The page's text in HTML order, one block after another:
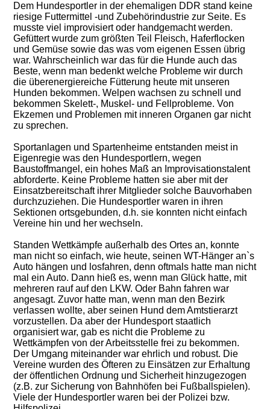
Dem Hundesportler in der ehemaligen DDR stand keine
riesige Futtermittel -und Zubehörindustrie zur Seite. Es
musste viel improvisiert oder handgemacht werden.
Gefüttert wurde zum größten Teil Fleisch, Haferflocken
und Gemüse sowie das was vom eigenen Essen übrig
war. Wahrscheinlich war das für die Hunde auch das
Beste, wenn man bedenkt welche Probleme wir durch
die überenergiereiche Fütterung heute mit unseren
Hunden bekommen. Welpen wachsen zu schnell und
bekommen Skelett-, Muskel- und Fellprobleme. Von
Ekzemen und Problemen mit inneren Organen gar nicht
zu sprechen.
Sportanlagen und Spartenheime entstanden meist in
Eigenregie was den Hundesportlern, wegen
Baustoffmangel, ein hohes Maß an Improvisationstalent
abforderte. Keine Probleme hatten sie aber mit der
Einsatzbereitschaft ihrer Mitglieder solche Bauvorhaben
durchzuziehen. Die Hundesportler waren in ihren
Sektionen ortsgebunden, d.h. sie konnten nicht einfach
Vereine hin und her wechseln.
Standen Wettkämpfe außerhalb des Ortes an, konnte
man nicht so einfach, wie heute, seinen WT-Hänger an`s
Auto hängen und losfahren, denn oftmals hatte man nicht
mal ein Auto. Dann hieß es, wenn man Glück hatte, mit
mehreren rauf auf den LKW. Oder Bahn fahren war
angesagt. Zuvor hatte man, wenn man den Bezirk
verlassen wollte, aber seinen Hund dem Amtstierarzt
vorzustellen. Da aber der Hundesport staatlich
organisiert war, gab es nicht die Probleme zu
Wettkämpfen von der Arbeitsstelle frei zu bekommen.
Der Umgang miteinander war ehrlich und robust. Die
Vereine wurden des Öfteren zu Einsätzen zur Erhaltung
der öffentlichen Ordnung und Sicherheit hinzugezogen
(z.B. zur Sicherung von Bahnhöfen bei Fußballspielen).
Viele der Hundesportler waren bei der Polizei bzw.